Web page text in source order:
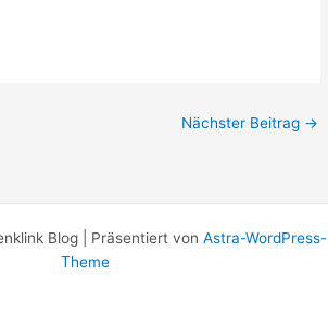
Nächster Beitrag →
Blog | Präsentiert von Astra-WordPress-
Theme